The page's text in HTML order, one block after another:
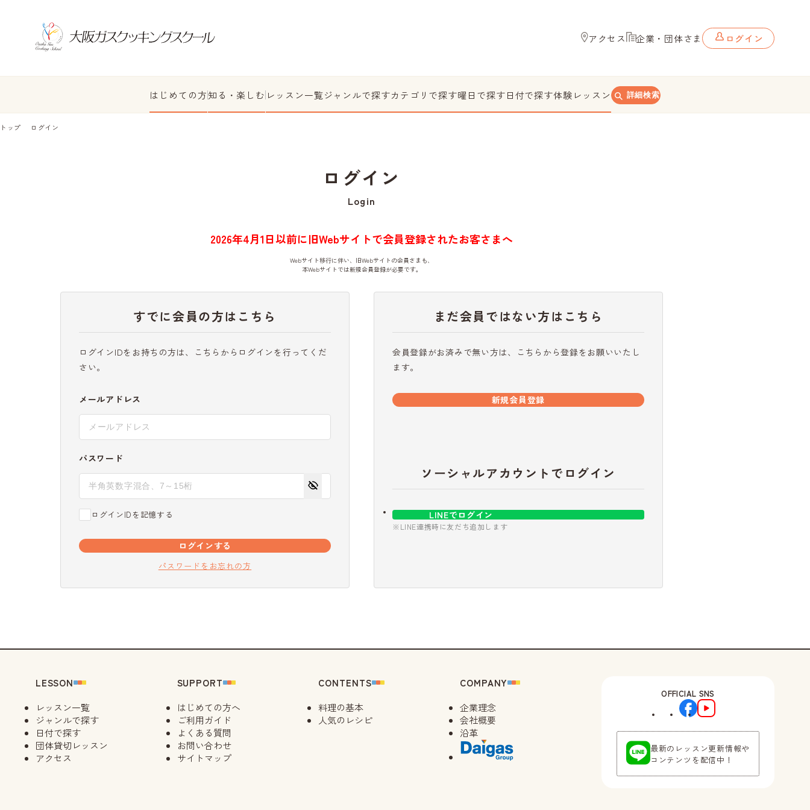
アクセス 企業・団体さま ログイン
はじめての方知る・楽しむ レッスン一覧ジャンルで探すカテゴリで探す曜日で探す日付で探す体験レッスン 詳細検索
トップ ログイン
ログイン
Login
2026年4月1日以前に旧Webサイトで会員登録されたお客さまへ
Webサイト移行に伴い、旧Webサイトの会員さまも、
本Webサイトでは新規会員登録が必要です。
すでに会員の方はこちら
ログインIDをお持ちの方は、こちらからログインを行ってくだ
さい。
メールアドレス
パスワード
ログインIDを記憶する
ログインする
パスワードをお忘れの方
まだ会員ではない方はこちら
会員登録がお済みで無い方は、こちらから登録をお願いいたし
ます。
新規会員登録
ソーシャルアカウントでログイン
LINEでログイン
※LINE連携時に友だち追加します
LESSON
レッスン一覧
ジャンルで探す
日付で探す
団体貸切レッスン
アクセス
SUPPORT
はじめての方へ
ご利用ガイド
よくある質問
お問い合わせ
サイトマップ
CONTENTS
料理の基本
人気のレシピ
COMPANY
企業理念
会社概要
沿革
OFFICIAL SNS
最新のレッスン更新情報や
コンテンツを配信中！